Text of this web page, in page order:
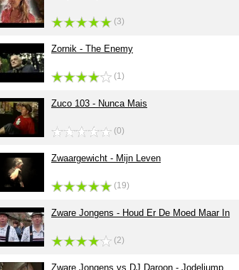
(3)
Zornik - The Enemy
(1)
Zuco 103 - Nunca Mais
(0)
Zwaargewicht - Mijn Leven
(19)
Zware Jongens - Houd Er De Moed Maar In
(2)
Zware Jongens vs DJ Daroon - Jodeljump